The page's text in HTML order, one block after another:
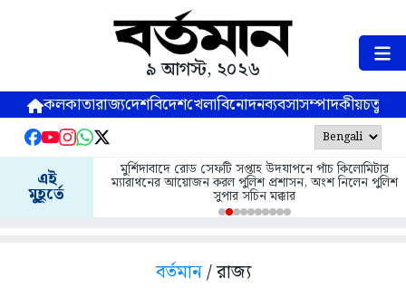
৯ আগস্ট, ২০২৬
কলকাতারাজ্যদেশবিদেশখেলাবিনোদনব্যবসাসম্পাদকীয়
এই
মুহূর্তে
মুর্শিদাবাদে রোড সেফটি সপ্তাহ উদযাপনে পাঁচ কিলোমিটার
ম্যারাথনের আয়োজন করল পুলিশ প্রশাসন, অংশ নিলেন পুলিশ
সুপার সচিন মক্কার
বর্তমান/ রাজ্য